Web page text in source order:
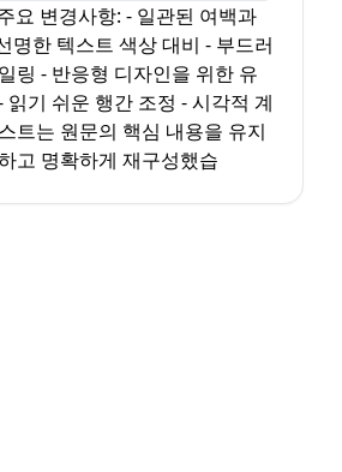
요 변경사항: - 일관된 여백과
명한 텍스트 색상 대비 - 부드러
링 - 반응형 디자인을 위한 유
읽기 쉬운 행간 조정 - 시각적 계
트는 원문의 핵심 내용을 유지
고 명확하게 재구성했습